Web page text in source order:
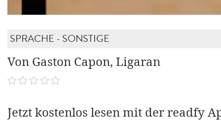
SPRACHE - SONSTIGE
Von Gaston Capon, Ligaran
Jetzt kostenlos lesen mit der readfy